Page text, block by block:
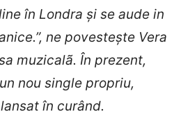
în Londra şi se aude in
ne povesteşte Vera
muzicalã. În prezent,
nou single propriu,
în curând.